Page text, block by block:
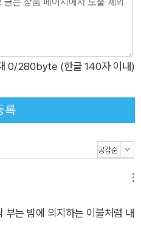
, 때(時)와 시(詩)의 만남 참말로
글들 다 한 통의 편지 아니려나
한 통, 내용은 분명 사랑일 테지
서효인 7월 황인찬 / 8월 한
과 함께합니다. 여전히 아날로
래도록, 몸으로 시간을 받아들
진과 시간으로 쓴 시의 적절한
다.
0/280byte (한글 140자 이내)
록
부는 밤에 의지하는 이불처럼 내